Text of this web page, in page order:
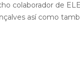
colaborador de
así como